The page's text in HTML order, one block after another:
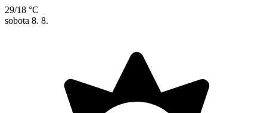
29/18 °C
sobota 8. 8.